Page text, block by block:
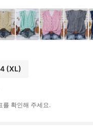
(XL)
를 확인해 주세요.